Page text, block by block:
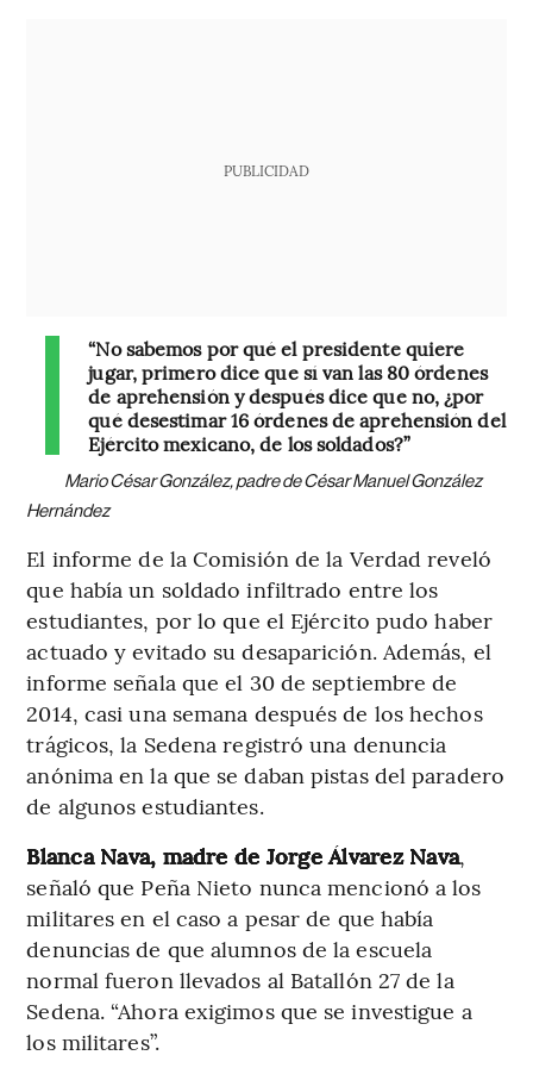
PUBLICIDAD
“No sabemos por qué el presidente quiere
jugar, primero dice que sí van las 80 órdenes
de aprehensión y después dice que no, ¿por
qué desestimar 16 órdenes de aprehensión del
Ejército mexicano, de los soldados?”
Mario César González, padre de César Manuel González
Hernández
El informe de la Comisión de la Verdad reveló
que había un soldado infiltrado entre los
estudiantes, por lo que el Ejército pudo haber
actuado y evitado su desaparición. Además, el
informe señala que el 30 de septiembre de
2014, casi una semana después de los hechos
trágicos, la Sedena registró una denuncia
anónima en la que se daban pistas del paradero
de algunos estudiantes.
Blanca Nava, madre de Jorge Álvarez Nava,
señaló que Peña Nieto nunca mencionó a los
militares en el caso a pesar de que había
denuncias de que alumnos de la escuela
normal fueron llevados al Batallón 27 de la
Sedena. “Ahora exigimos que se investigue a
los militares”.